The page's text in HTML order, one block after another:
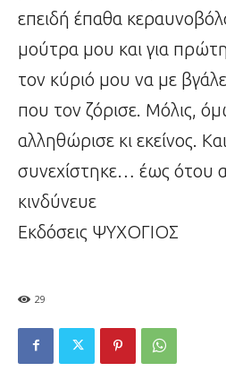
επειδή έπαθα
μούτρα μου και για
τον κύριό μου να με
που τον ζόρισε. Μόλις,
αλληθώρισε κι εκείνος.
συνεχίστηκε… έως ότου
κινδύνευε
Εκδόσεις ΨΥΧΟΓΙΟΣ
29